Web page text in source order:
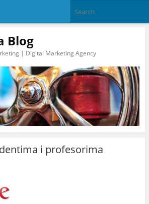
Blog
| Digital Marketing Agency
i profesorima